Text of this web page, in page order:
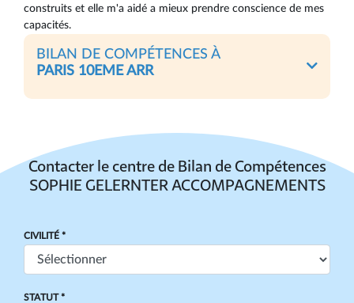
construits et elle m'a aidé a mieux prendre conscience de mes
capacités.
BILAN DE COMPÉTENCES À
PARIS 10EME ARR
Contacter le centre de Bilan de Compétences
SOPHIE GELERNTER ACCOMPAGNEMENTS
CIVILITÉ *
STATUT *